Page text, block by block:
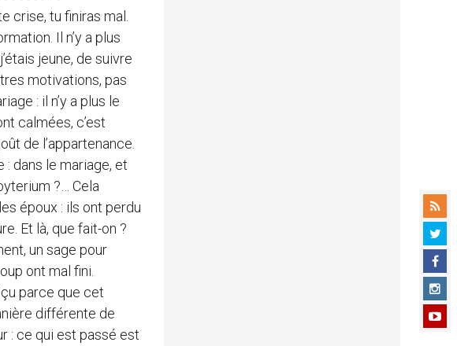
crise, tu finiras mal.
Il n’y a plus
jeune, de suivre
motivations, pas
: il n’y a plus le
calmées, c’est
de l’appartenance.
: dans le mariage, et
?… Cela
époux : ils ont perdu
Et là, que fait-on ?
un sage pour
ont mal fini.
parce que cet
différente de
: ce qui est passé est